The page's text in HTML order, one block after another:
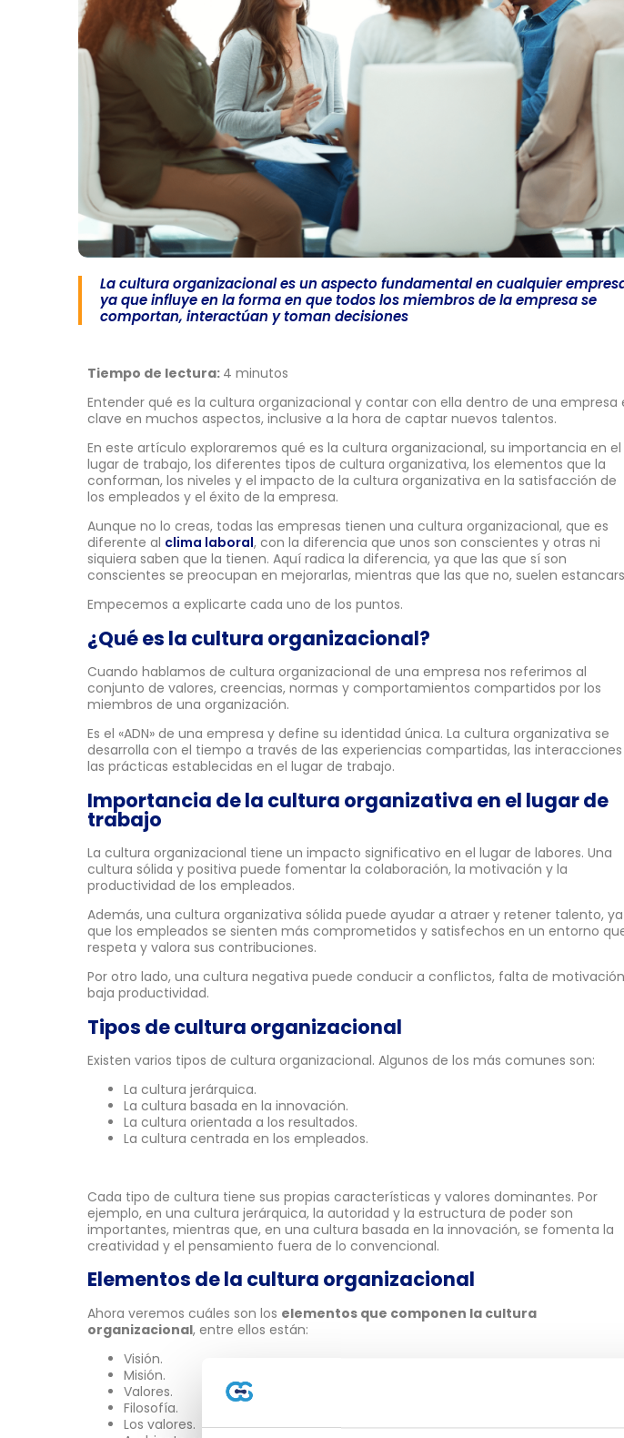
La cultura organizacional es un aspecto fundamental en cualquier
ya que influye en la forma en que todos los miembros de la empresa se
comportan, interactúan y toman decisiones
Tiempo de lectura: 4 minutos
Entender qué es la cultura organizacional y contar con ella dentro de una empresa
clave en muchos aspectos, inclusive a la hora de captar nuevos talentos.
En este artículo exploraremos qué es la cultura organizacional, su importancia en el
lugar de trabajo, los diferentes tipos de cultura organizativa, los elementos que la
conforman, los niveles y el impacto de la cultura organizativa en la satisfacción de
los empleados y el éxito de la empresa.
Aunque no lo creas, todas las empresas tienen una cultura organizacional, que es
diferente al clima laboral, con la diferencia que unos son conscientes y otras ni
siquiera saben que la tienen. Aquí radica la diferencia, ya que las que sí son
conscientes se preocupan en mejorarlas, mientras que las que no, suelen
Empecemos a explicarte cada uno de los puntos.
¿Qué es la cultura organizacional?
Cuando hablamos de cultura organizacional de una empresa nos referimos al
conjunto de valores, creencias, normas y comportamientos compartidos por los
miembros de una organización.
Es el «ADN» de una empresa y define su identidad única. La cultura organizativa se
desarrolla con el tiempo a través de las experiencias compartidas, las
las prácticas establecidas en el lugar de trabajo.
Importancia de la cultura organizativa en el lugar de
trabajo
La cultura organizacional tiene un impacto significativo en el lugar de labores. Una
cultura sólida y positiva puede fomentar la colaboración, la motivación y la
productividad de los empleados.
Además, una cultura organizativa sólida puede ayudar a atraer y retener talento, ya
que los empleados se sienten más comprometidos y satisfechos en un entorno
respeta y valora sus contribuciones.
Por otro lado, una cultura negativa puede conducir a conflictos, falta de
baja productividad.
Tipos de cultura organizacional
Existen varios tipos de cultura organizacional. Algunos de los más comunes son:
La cultura jerárquica.
La cultura basada en la innovación.
La cultura orientada a los resultados.
La cultura centrada en los empleados.
Cada tipo de cultura tiene sus propias características y valores dominantes. Por
ejemplo, en una cultura jerárquica, la autoridad y la estructura de poder son
importantes, mientras que, en una cultura basada en la innovación, se fomenta la
creatividad y el pensamiento fuera de lo convencional.
Elementos de la cultura organizacional
Ahora veremos cuáles son los elementos que componen la cultura
organizacional, entre ellos están:
Visión.
Misión.
Valores.
Filosofía.
Los valores.